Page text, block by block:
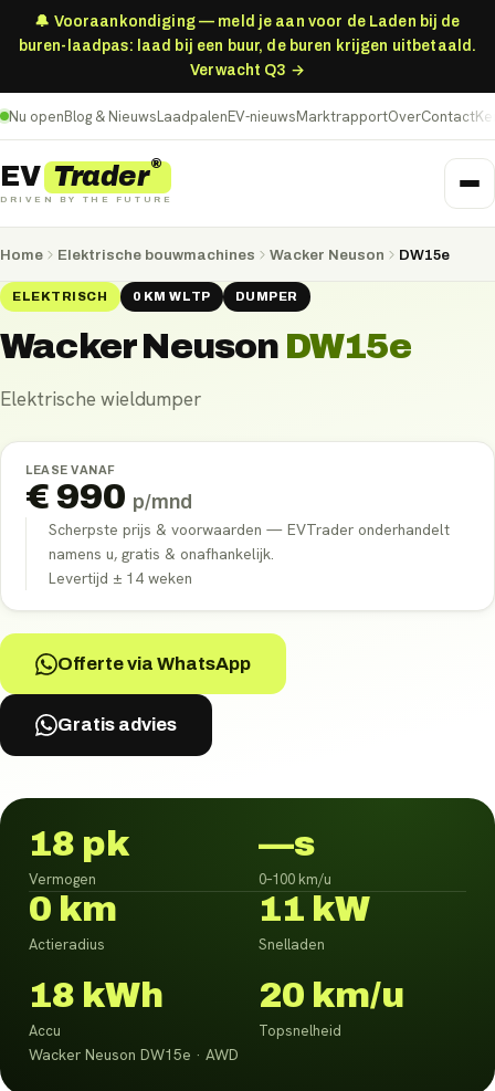
🔔 Vooraankondiging — meld je aan voor de Laden bij de
buren-laadpas: laad bij een buur, de buren krijgen uitbetaald.
Verwacht Q3 →
Nu openBlog & NieuwsLaadpalenEV-nieuwsMarktrapportOverContact
EV Trader®
DRIVEN BY THE FUTURE
Home Elektrische bouwmachines Wacker Neuson DW15e
ELEKTRISCH 0 KMWLTP DUMPER
Wacker Neuson DW15e
Elektrische wieldumper
LEASE VANAF
€ 990 p/mnd
Scherpste prijs & voorwaarden — EVTrader onderhandelt
namens u, gratis & onafhankelijk.
Levertijd ± 14 weken
Offerte via WhatsApp
Gratis advies
18 pk
Vermogen
—s
0–100 km/u
0 km
Actieradius
11 kW
Snelladen
18 kWh
Accu
20 km/u
Topsnelheid
Wacker Neuson DW15e · AWD